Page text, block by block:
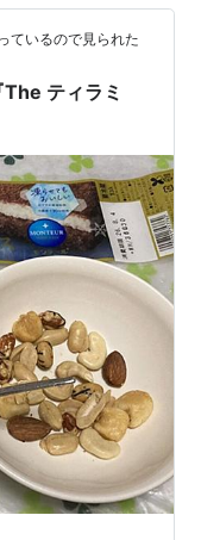
ているので見られた
The ティラミ